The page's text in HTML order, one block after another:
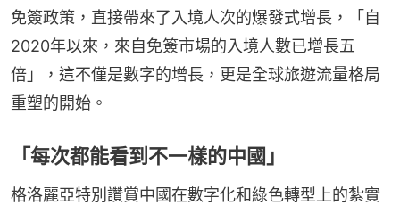
免簽政策，直接帶來了入境人次的爆發式增長，「自
2020年以來，來自免簽市場的入境人數已增長五
倍」，這不僅是數字的增長，更是全球旅遊流量格局
重塑的開始。
「每次都能看到不一樣的中國」
格洛麗亞特別讚賞中國在數字化和綠色轉型上的紮實